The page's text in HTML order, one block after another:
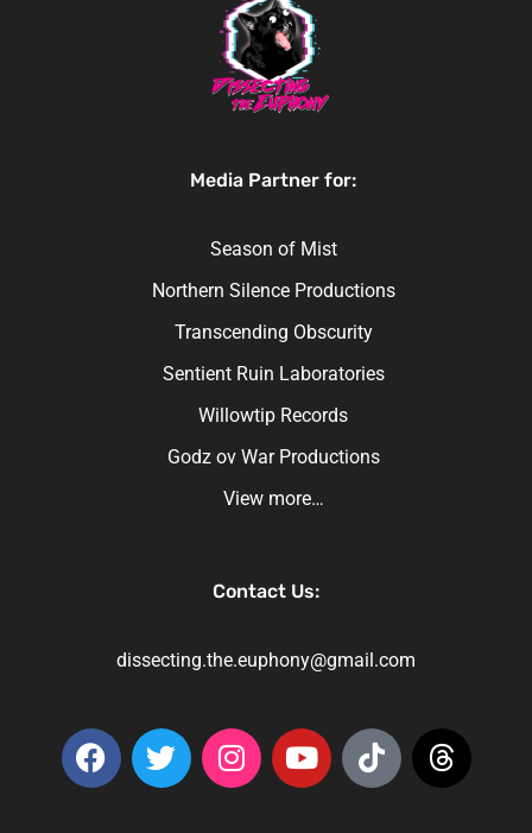
Media Partner for:
Season of Mist
Northern Silence Productions
Transcending Obscurity
Sentient Ruin Laboratories
Willowtip Records
Godz ov War Productions
View more…
Contact Us:
dissecting.the.euphony@gmail.com